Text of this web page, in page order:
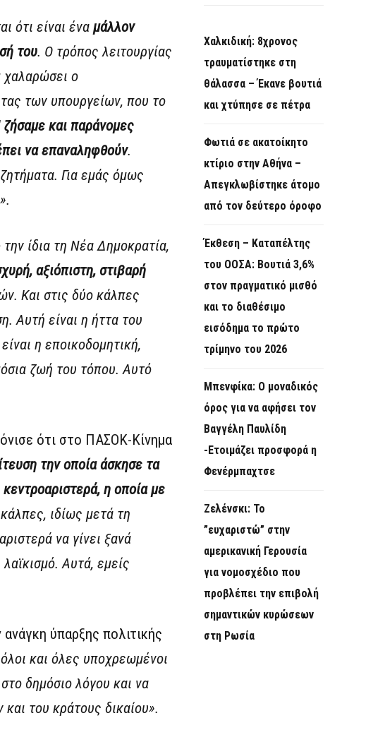
ότι είναι ένα μάλλον
του. Ο τρόπος λειτουργίας
χαλαρώσει ο
των υπουργείων, που το
ζήσαμε και παράνομες
να επαναληφθούν.
Για εμάς όμως
την ίδια τη Νέα Δημοκρατία,
αξιόπιστη, στιβαρή
Και στις δύο κάλπες
Αυτή είναι η ήττα του
η εποικοδομητική,
ζωή του τόπου. Αυτό
ότι στο ΠΑΣΟΚ-Κίνημα
την οποία άσκησε τα
η οποία με
ιδίως μετά τη
να γίνει ξανά
Αυτά, εμείς
ύπαρξης πολιτικής
και όλες υποχρεωμένοι
δημόσιο λόγου και να
του κράτους δικαίου».
Χαλκιδική: 8χρονος
τραυματίστηκε στη
θάλασσα – Έκανε βουτιά
και χτύπησε σε πέτρα
Φωτιά σε ακατοίκητο
κτίριο στην Αθήνα –
Απεγκλωβίστηκε άτομο
από τον δεύτερο όροφο
Έκθεση – Καταπέλτης
του ΟΟΣΑ: Βουτιά 3,6%
στον πραγματικό μισθό
και το διαθέσιμο
εισόδημα το πρώτο
τρίμηνο του 2026
Μπενφίκα: Ο μοναδικός
όρος για να αφήσει τον
Βαγγέλη Παυλίδη
-Ετοιμάζει προσφορά η
Φενέρμπαχτσε
Ζελένσκι: Το
”ευχαριστώ” στην
αμερικανική Γερουσία
για νομοσχέδιο που
προβλέπει την επιβολή
σημαντικών κυρώσεων
στη Ρωσία